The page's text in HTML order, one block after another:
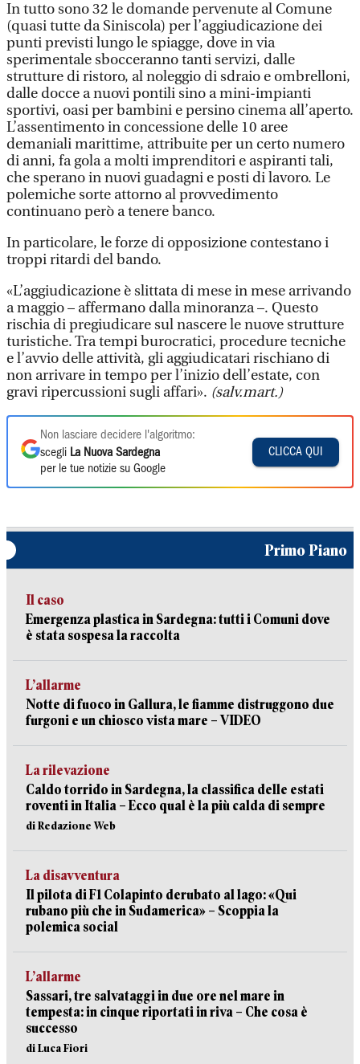
In tutto sono 32 le domande pervenute al Comune
(quasi tutte da Siniscola) per l’aggiudicazione dei
punti previsti lungo le spiagge, dove in via
sperimentale sbocceranno tanti servizi, dalle
strutture di ristoro, al noleggio di sdraio e ombrelloni,
dalle docce a nuovi pontili sino a mini-impianti
sportivi, oasi per bambini e persino cinema all’aperto.
L’assentimento in concessione delle 10 aree
demaniali marittime, attribuite per un certo numero
di anni, fa gola a molti imprenditori e aspiranti tali,
che sperano in nuovi guadagni e posti di lavoro. Le
polemiche sorte attorno al provvedimento
continuano però a tenere banco.
In particolare, le forze di opposizione contestano i
troppi ritardi del bando.
«L’aggiudicazione è slittata di mese in mese arrivando
a maggio – affermano dalla minoranza –. Questo
rischia di pregiudicare sul nascere le nuove strutture
turistiche. Tra tempi burocratici, procedure tecniche
e l’avvio delle attività, gli aggiudicatari rischiano di
non arrivare in tempo per l’inizio dell’estate, con
gravi ripercussioni sugli affari». (salv.mart.)
Non lasciare decidere l'algoritmo:
scegli La Nuova Sardegna
per le tue notizie su Google
CLICCA QUI
Primo Piano
Il caso
Emergenza plastica in Sardegna: tutti i Comuni dove
è stata sospesa la raccolta
L’allarme
Notte di fuoco in Gallura, le fiamme distruggono due
furgoni e un chiosco vista mare – VIDEO
La rilevazione
Caldo torrido in Sardegna, la classifica delle estati
roventi in Italia – Ecco qual è la più calda di sempre
di Redazione Web
La disavventura
Il pilota di F1 Colapinto derubato al lago: «Qui
rubano più che in Sudamerica» – Scoppia la
polemica social
L’allarme
Sassari, tre salvataggi in due ore nel mare in
tempesta: in cinque riportati in riva – Che cosa è
successo
di Luca Fiori